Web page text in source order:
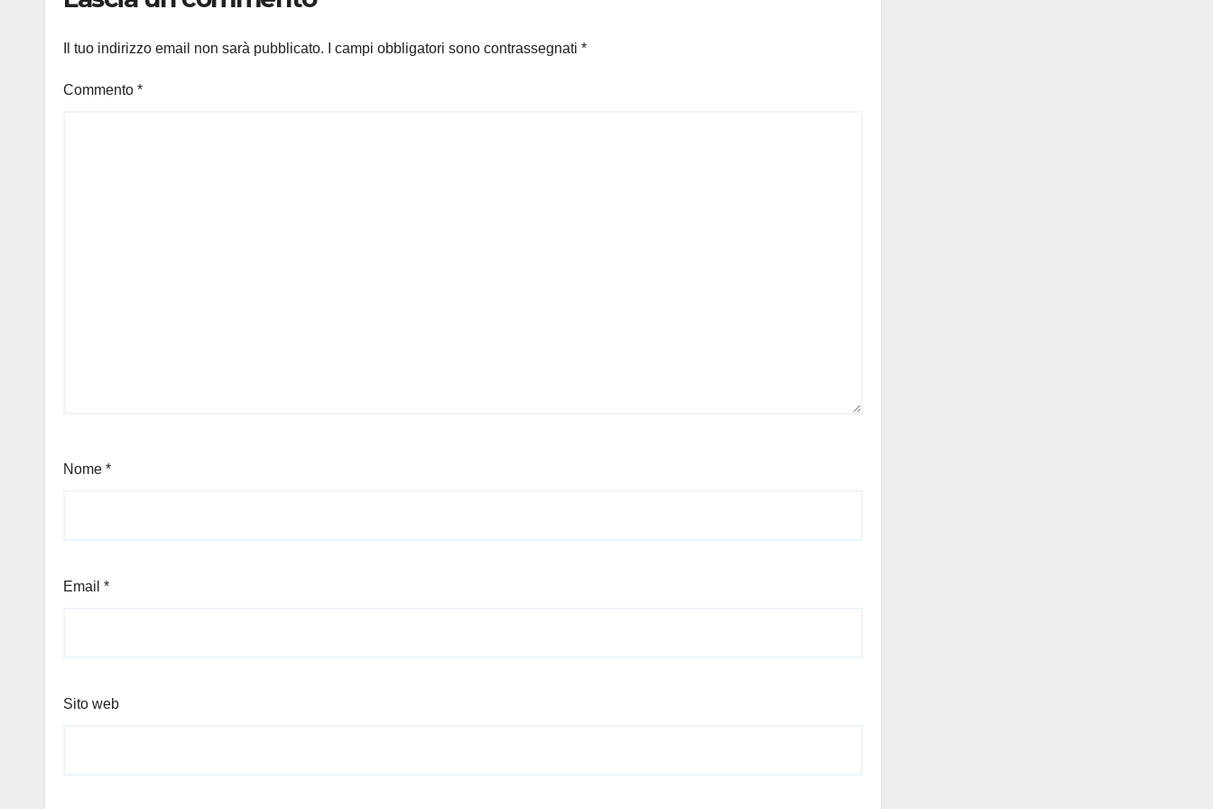
Il tuo indirizzo email non sarà pubblicato. I campi obbligatori sono contrassegnati *
Commento *
Nome *
Email *
Sito web